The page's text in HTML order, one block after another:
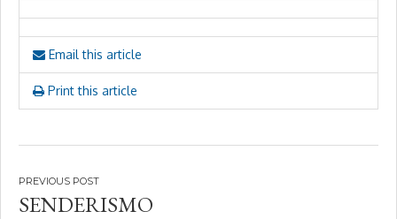
Email this article
Print this article
Navegación
SENDERISMO